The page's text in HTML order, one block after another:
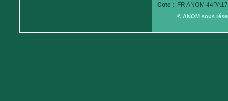
Cote : FR ANOM
© ANOM sous